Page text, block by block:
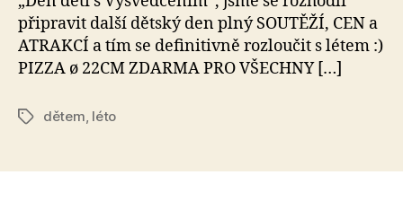
připravit další dětský den plný SOUTĚŽÍ, CEN a
ATRAKCÍ a tím se definitivně rozloučit s létem :)
PIZZA ø 22CM ZDARMA PRO VŠECHNY […]
Štítkydětem léto